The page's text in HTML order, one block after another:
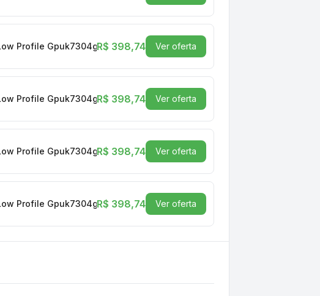
Profile Gpuk7304gblp0h2
R$ 398,74 Ver oferta
Profile Gpuk7304gblp0h2
R$ 398,74 Ver oferta
Profile Gpuk7304gblp0h2
R$ 398,74 Ver oferta
Profile Gpuk7304gblp0h2
R$ 398,74 Ver oferta